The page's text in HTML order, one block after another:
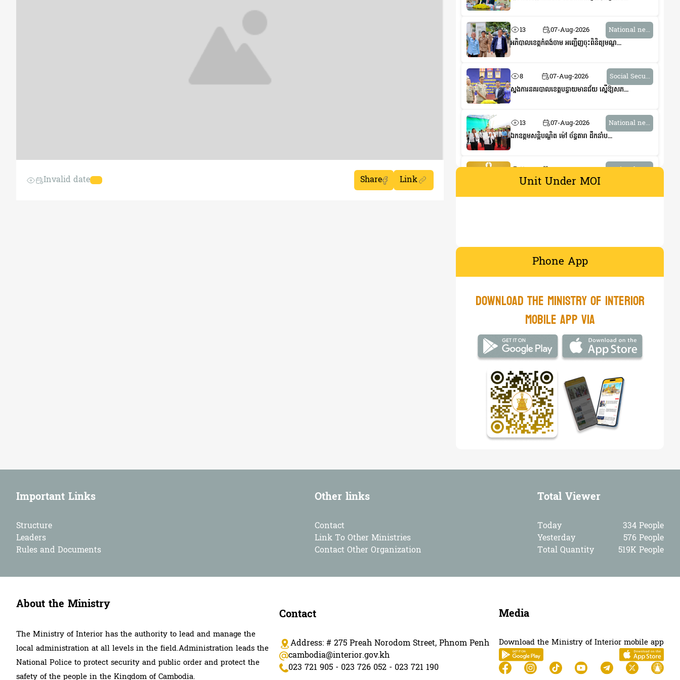
Invalid date Share Link
13 07-Aug-2026
National ne...
អភិបាលខេត្តកំពង់ចាម អញ្ជើញចុះពិនិត្យមណ្ឌ...
8 07-Aug-2026
Social Secu...
ស្នងការនគរបាលខេត្តបន្ទាយមានជ័យ ស្នើឱ្យសភ...
13 07-Aug-2026
National ne...
ឯកឧត្តមសន្តិបណ្ឌិត ម៉ៅ ច័ន្ទតារា ដឹកនាំប...
11 07-Aug-2026
National ne...
ក្រសួងមហាផ្ទៃ នៃរាជរដ្ឋាភិបាលកម្ពុជា ចេញ...
07-Aug-2026
រដ្ឋបាល​ខេត្តត្បូងឃ្មុំ រៀបចំកិច្ចប្រជុំ...
មន្ត្រីនគរបាលជំនាញខេត្តកំពង់ឆ្នាំង បន្តប...
7 07-Aug-2026
Social Secu...
ករណីអគ្គិភ័យឆាបឆេះឃ្លាំងមន្ទីរពេទ្យបង្អែ...
7 07-Aug-2026
National ne...
ឯកឧត្តម ឧត្តមអគ្គានុរក្សថ្នាក់លេខ១ ឈន សា...
07-Aug-2026
07-Aug-2026
Sub-nation ...
អភិបាលខេត្តបន្ទាយមានជ័យ ណែនាំអភិបាលស្រុក...
ឯកឧត្ដម នាយឧត្តមសេនីយ៍ សាស្ត្រាចារ្យ សេង...
Unit Under MOI
Phone App
​Download the Ministry of Interior
mobile app via​
Important Links
Structure
Leaders
Rules and Documents
Other links
Contact
Link To Other Ministries
Contact Other Organization
Total Viewer
Today
334 People
Yesterday
576 People
Total Quantity
519K People
About the Ministry
The Ministry of Interior has the authority to lead and manage the
local administration at all levels in the field.Administration leads the
National Police to protect security and public order and protect the
safety of the people in the Kingdom of Cambodia.
Contact
Address: # 275 Preah Norodom Street, Phnom Penh
cambodia@interior.gov.kh
023 721 905 - 023 726 052 - 023 721 190
Media
Download the Ministry of Interior mobile app